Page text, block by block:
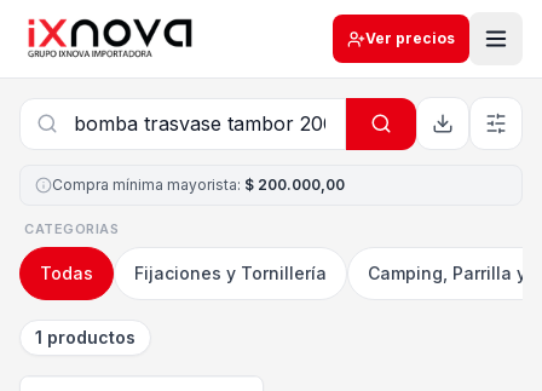
Ver precios
Compra mínima mayorista: $ 200.000,00
CATEGORIAS
Todas Fijaciones y Tornillería Camping, Parrilla y
1 productos